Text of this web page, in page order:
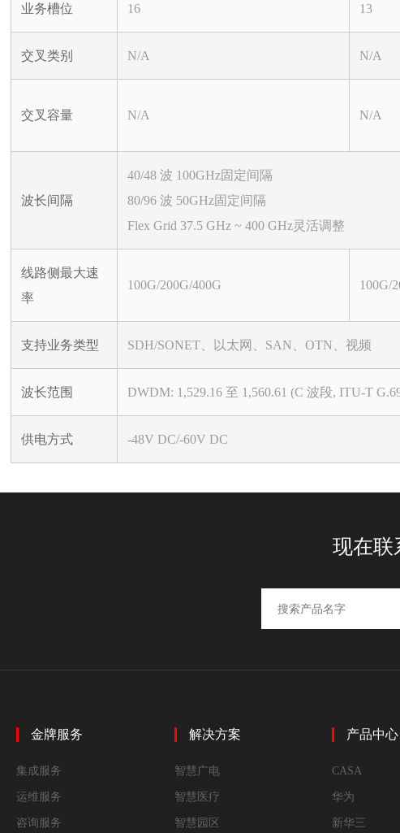
业务槽位 16 13
交叉类别 N/A N/A
交叉容量 N/A N/A
波长间隔
40/48 波 100GHz固定间隔
80/96 波 50GHz固定间隔
Flex Grid 37.5 GHz ~ 400 GHz灵活调整
线路侧最大速
率
100G/200G/400G 100G/
支持业务类型 SDH/SONET、以太网、SAN、OTN、视频
波长范围 DWDM: 1,529.16 至 1,560.61 (C 波段, ITU-T
供电方式 -48V DC/-60V DC
现在联
金牌服务
集成服务
运维服务
咨询服务
解决方案
智慧广电
智慧医疗
智慧园区
产品中心
CASA
华为
新华三